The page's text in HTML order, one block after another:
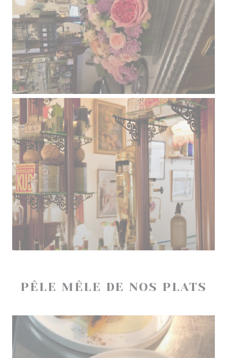
PÊLE MÊLE DE NOS PLATS